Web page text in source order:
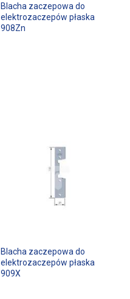
Blacha zaczepowa do
elektrozaczepów płaska
908Zn
Blacha zaczepowa do
elektrozaczepów płaska
909X